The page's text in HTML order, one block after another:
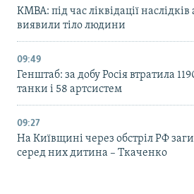
КМВА: під час ліквідації
виявили тіло людини
09:49
Генштаб: за добу Росія втратила
танки і 58 артсистем
09:27
На Київщині через обстріл РФ
серед них дитина – Ткаченко